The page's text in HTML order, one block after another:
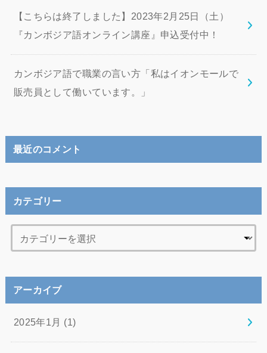
【こちらは終了しました】2023年2月25日（土）
『カンボジア語オンライン講座』申込受付中！
カンボジア語で職業の言い方「私はイオンモールで
販売員として働いています。」
最近のコメント
カテゴリー
アーカイブ
2025年1月 (1)